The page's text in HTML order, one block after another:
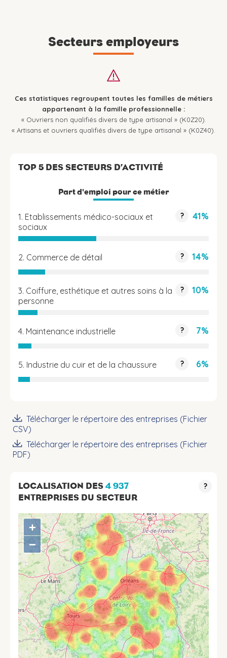
Secteurs employeurs
Ces statistiques regroupent toutes les familles de métiers
appartenant à la famille professionnelle :
« Ouvriers non qualifiés divers de type artisanal » (K0Z20).
« Artisans et ouvriers qualifiés divers de type artisanal » (K0Z40).
TOP 5 DES SECTEURS D’ACTIVITÉ
Part d'emploi pour ce métier
1. Etablissements médico-sociaux et
sociaux
? 41%
2. Commerce de détail ? 14%
3. Coiffure, esthétique et autres soins à la
personne
? 10%
4. Maintenance industrielle ? 7%
5. Industrie du cuir et de la chaussure ? 6%
Télécharger le répertoire des entreprises (Fichier
CSV)
Télécharger le répertoire des entreprises (Fichier
PDF)
LOCALISATION DES4 937
ENTREPRISES DU SECTEUR
?
+
−